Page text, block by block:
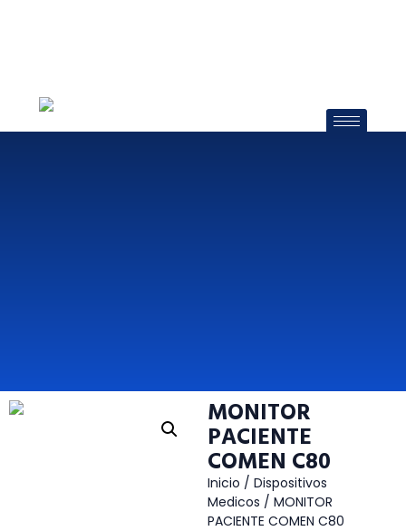
MONITOR
PACIENTE
COMEN C80
Inicio / Dispositivos
Medicos / MONITOR
PACIENTE COMEN C80